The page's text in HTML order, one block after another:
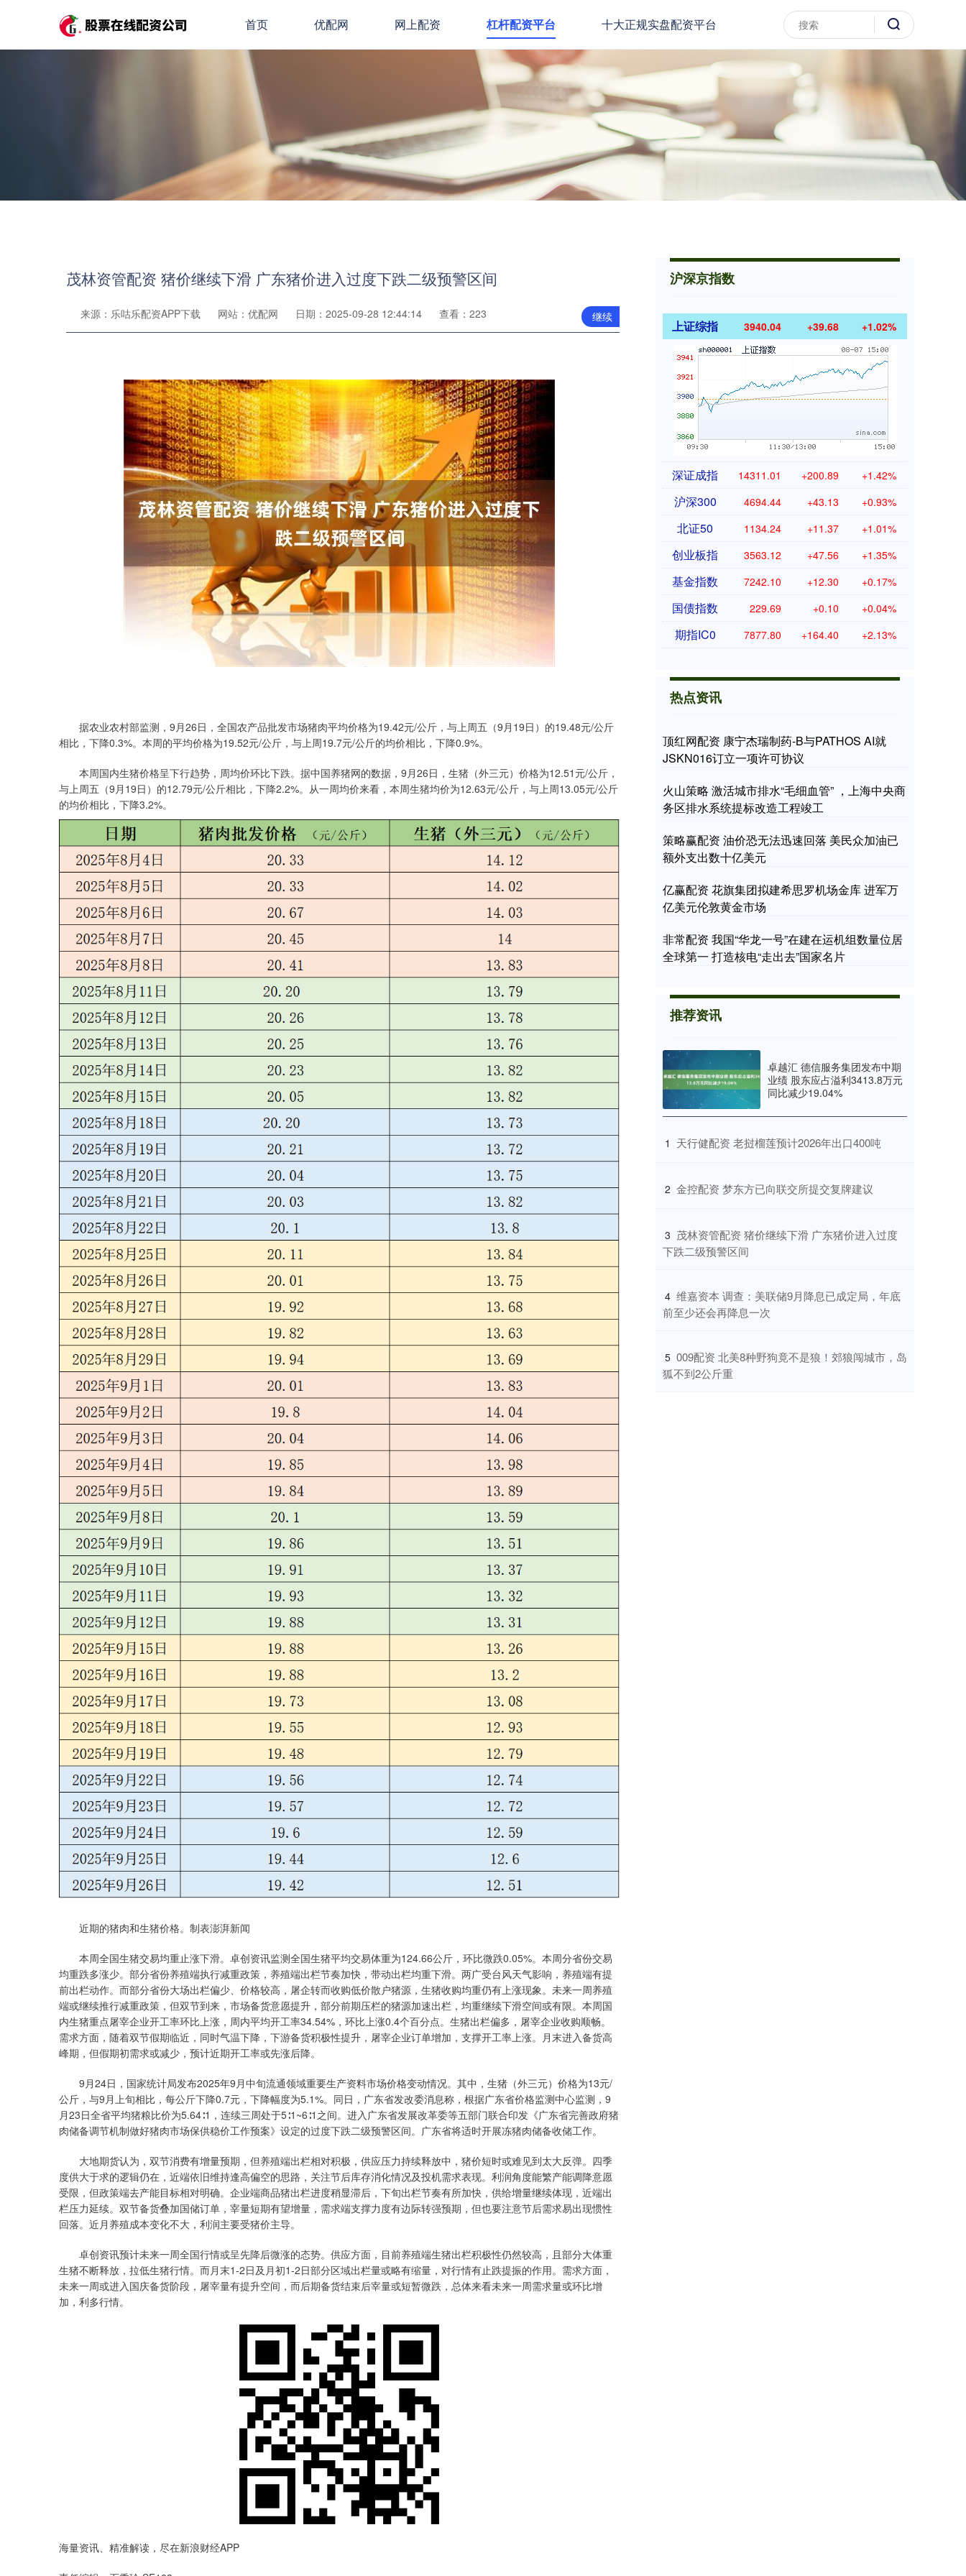
首页 优配网 网上配资 杠杆配资平台 十大正规实盘配资平台
茂林资管配资 猪价继续下滑 广东猪价进入过度下跌二级预警区间
继续
来源：乐咕乐配资APP下载 网站：优配网 日期：2025-09-28 12:44:14 查看：223
据农业农村部监测，9月26日，全国农产品批发市场猪肉平均价格为19.42元/公斤，与上周五（9月19日）的19.48元/公斤
相比，下降0.3%。本周的平均价格为19.52元/公斤，与上周19.7元/公斤的均价相比，下降0.9%。
本周国内生猪价格呈下行趋势，周均价环比下跌。据中国养猪网的数据，9月26日，生猪（外三元）价格为12.51元/公斤，
与上周五（9月19日）的12.79元/公斤相比，下降2.2%。从一周均价来看，本周生猪均价为12.63元/公斤，与上周13.05元/公斤
的均价相比，下降3.2%。
近期的猪肉和生猪价格。制表澎湃新闻
本周全国生猪交易均重止涨下滑。卓创资讯监测全国生猪平均交易体重为124.66公斤，环比微跌0.05%。本周分省份交易
均重跌多涨少。部分省份养殖端执行减重政策，养殖端出栏节奏加快，带动出栏均重下滑。两广受台风天气影响，养殖端有提
前出栏动作。而部分省份大场出栏偏少、价格较高，屠企转而收购低价散户猪源，生猪收购均重仍有上涨现象。未来一周养殖
端或继续推行减重政策，但双节到来，市场备货意愿提升，部分前期压栏的猪源加速出栏，均重继续下滑空间或有限。本周国
内生猪重点屠宰企业开工率环比上涨，周内平均开工率34.54%，环比上涨0.4个百分点。生猪出栏偏多，屠宰企业收购顺畅。
需求方面，随着双节假期临近，同时气温下降，下游备货积极性提升，屠宰企业订单增加，支撑开工率上涨。月末进入备货高
峰期，但假期初需求或减少，预计近期开工率或先涨后降。
9月24日，国家统计局发布2025年9月中旬流通领域重要生产资料市场价格变动情况。其中，生猪（外三元）价格为13元/
公斤，与9月上旬相比，每公斤下降0.7元，下降幅度为5.1%。同日，广东省发改委消息称，根据广东省价格监测中心监测，9
月23日全省平均猪粮比价为5.64∶1，连续三周处于5∶1~6∶1之间。进入广东省发展改革委等五部门联合印发《广东省完善政府猪
肉储备调节机制做好猪肉市场保供稳价工作预案》设定的过度下跌二级预警区间。广东省将适时开展冻猪肉储备收储工作。
大地期货认为，双节消费有增量预期，但养殖端出栏相对积极，供应压力持续释放中，猪价短时或难见到太大反弹。四季
度供大于求的逻辑仍在，近端依旧维持逢高偏空的思路，关注节后库存消化情况及投机需求表现。利润角度能繁产能调降意愿
受限，但政策端去产能目标相对明确。企业端商品猪出栏进度稍显滞后，下旬出栏节奏有所加快，供给增量继续体现，近端出
栏压力延续。双节备货叠加国储订单，宰量短期有望增量，需求端支撑力度有边际转强预期，但也要注意节后需求易出现惯性
回落。近月养殖成本变化不大，利润主要受猪价主导。
卓创资讯预计未来一周全国行情或呈先降后微涨的态势。供应方面，目前养殖端生猪出栏积极性仍然较高，且部分大体重
生猪不断释放，拉低生猪行情。而月末1-2日及月初1-2日部分区域出栏量或略有缩量，对行情有止跌提振的作用。需求方面，
未来一周或进入国庆备货阶段，屠宰量有提升空间，而后期备货结束后宰量或短暂微跌，总体来看未来一周需求量或环比增
加，利多行情。
海量资讯、精准解读，尽在新浪财经APP
沪深京指数
上证综指 3940.04 +39.68 +1.02%
深证成指 14311.01 +200.89 +1.42%
沪深300 4694.44 +43.13 +0.93%
北证50 1134.24 +11.37 +1.01%
创业板指 3563.12 +47.56 +1.35%
基金指数 7242.10 +12.30 +0.17%
国债指数 229.69 +0.10 +0.04%
期指IC0 7877.80 +164.40 +2.13%
热点资讯
顶红网配资 康宁杰瑞制药-B与PATHOS AI就
JSKN016订立一项许可协议
火山策略 激活城市排水“毛细血管” ，上海中央商
务区排水系统提标改造工程竣工
策略赢配资 油价恐无法迅速回落 美民众加油已
额外支出数十亿美元
亿赢配资 花旗集团拟建希思罗机场金库 进军万
亿美元伦敦黄金市场
非常配资 我国“华龙一号”在建在运机组数量位居
全球第一 打造核电“走出去”国家名片
推荐资讯
卓越汇 德信服务集团发布中期
业绩 股东应占溢利3413.8万元
同比减少19.04%
1 ​天行健配资 老挝榴莲预计2026年出口400吨
2 ​金控配资 梦东方已向联交所提交复牌建议
3 ​茂林资管配资 猪价继续下滑 广东猪价进入过度
下跌二级预警区间
4 ​维嘉资本 调查：美联储9月降息已成定局，年底
前至少还会再降息一次
5 ​009配资 北美8种野狗竟不是狼！郊狼闯城市，岛
狐不到2公斤重